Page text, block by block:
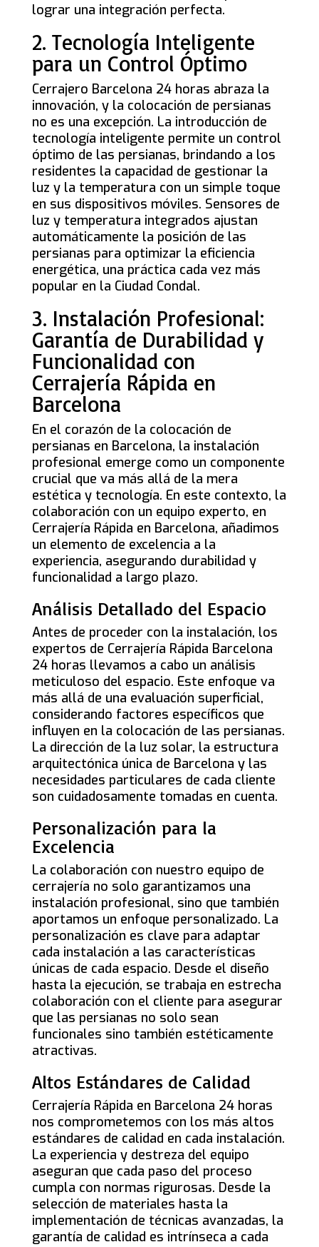
lograr una integración perfecta.
2. Tecnología Inteligente
para un Control Óptimo
Cerrajero Barcelona 24 horas abraza la
innovación, y la colocación de persianas
no es una excepción. La introducción de
tecnología inteligente permite un control
óptimo de las persianas, brindando a los
residentes la capacidad de gestionar la
luz y la temperatura con un simple toque
en sus dispositivos móviles. Sensores de
luz y temperatura integrados ajustan
automáticamente la posición de las
persianas para optimizar la eficiencia
energética, una práctica cada vez más
popular en la Ciudad Condal.
3. Instalación Profesional:
Garantía de Durabilidad y
Funcionalidad con
Cerrajería Rápida en
Barcelona
En el corazón de la colocación de
persianas en Barcelona, la instalación
profesional emerge como un componente
crucial que va más allá de la mera
estética y tecnología. En este contexto, la
colaboración con un equipo experto, en
Cerrajería Rápida en Barcelona, añadimos
un elemento de excelencia a la
experiencia, asegurando durabilidad y
funcionalidad a largo plazo.
Análisis Detallado del Espacio
Antes de proceder con la instalación, los
expertos de Cerrajería Rápida Barcelona
24 horas llevamos a cabo un análisis
meticuloso del espacio. Este enfoque va
más allá de una evaluación superficial,
considerando factores específicos que
influyen en la colocación de las persianas.
La dirección de la luz solar, la estructura
arquitectónica única de Barcelona y las
necesidades particulares de cada cliente
son cuidadosamente tomadas en cuenta.
Personalización para la
Excelencia
La colaboración con nuestro equipo de
cerrajería no solo garantizamos una
instalación profesional, sino que también
aportamos un enfoque personalizado. La
personalización es clave para adaptar
cada instalación a las características
únicas de cada espacio. Desde el diseño
hasta la ejecución, se trabaja en estrecha
colaboración con el cliente para asegurar
que las persianas no solo sean
funcionales sino también estéticamente
atractivas.
Altos Estándares de Calidad
Cerrajería Rápida en Barcelona 24 horas
nos comprometemos con los más altos
estándares de calidad en cada instalación.
La experiencia y destreza del equipo
aseguran que cada paso del proceso
cumpla con normas rigurosas. Desde la
selección de materiales hasta la
implementación de técnicas avanzadas, la
garantía de calidad es intrínseca a cada